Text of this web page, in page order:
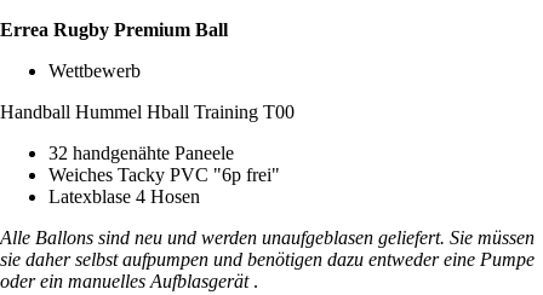
Errea Rugby Premium Ball
Wettbewerb
Handball Hummel Hball Training T00
32 handgenähte Paneele
Weiches Tacky PVC "6p frei"
Latexblase 4 Hosen
Alle Ballons sind neu und werden unaufgeblasen geliefert. Sie müssen
sie daher selbst aufpumpen und benötigen dazu entweder eine Pumpe
oder ein manuelles Aufblasgerät .